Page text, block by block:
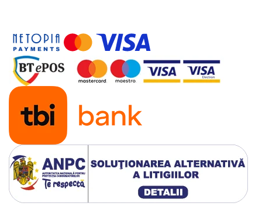
Sisteme de prindere
Statii de incarcare EV
OUTLET
Pompe de caldura